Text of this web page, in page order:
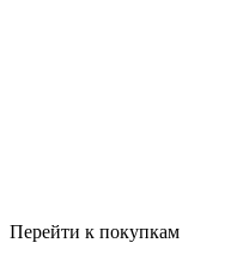
Перейти к покупкам